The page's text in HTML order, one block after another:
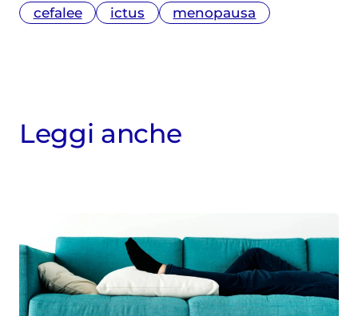
cefalee ictus menopausa
Leggi anche